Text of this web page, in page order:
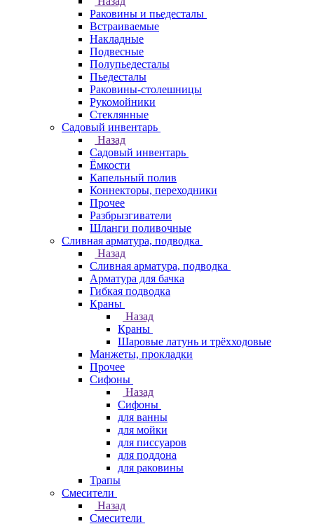
Раковины и пьедесталы
Встраиваемые
Накладные
Подвесные
Полупьедесталы
Пьедесталы
Раковины-столешницы
Рукомойники
Стеклянные
Садовый инвентарь
Назад
Садовый инвентарь
Ёмкости
Капельный полив
Коннекторы, переходники
Прочее
Разбрызгиватели
Шланги поливочные
Сливная арматура, подводка
Назад
Сливная арматура, подводка
Арматура для бачка
Гибкая подводка
Краны
Назад
Краны
Шаровые латунь и трёхходовые
Манжеты, прокладки
Прочее
Сифоны
Назад
Сифоны
для ванны
для мойки
для писсуаров
для поддона
для раковины
Трапы
Смесители
Назад
Смесители